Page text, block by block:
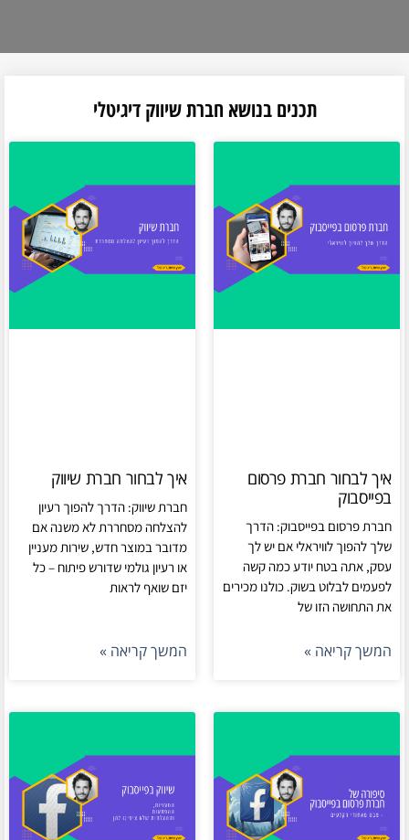
תכנים בנושא חברת שיווק דיגיטלי
איך לבחור חברת פרסום
בפייסבוק
חברת פרסום בפייסבוק: הדרך
שלך להפוך לוויראלי אם יש לך
עסק, אתה בטח יודע כמה קשה
לפעמים לבלוט בשוק. כולנו מכירים
את התחושה הזו של
המשך קריאה »
איך לבחור חברת שיווק
חברת שיווק: הדרך להפוך רעיון
להצלחה מסחררת לא משנה אם
מדובר במוצר חדש, שירות מעניין
או רעיון גולמי שדורש פיתוח – כל
יזם שואף לראות
המשך קריאה »